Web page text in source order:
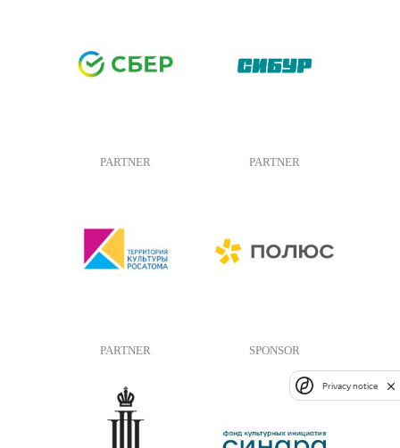
PARTNER PARTNER
PARTNER SPONSOR
Privacy notice